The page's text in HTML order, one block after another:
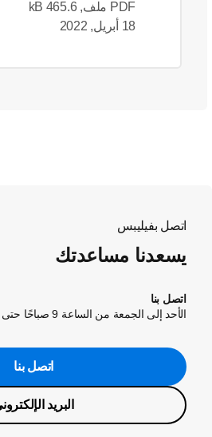
PDF ملف, 465.6 kB
18 أبريل, 2022
اتصل بفيليبس
يسعدنا مساعدتك
اتصل بنا
الأحد إلى الجمعة من الساعة 9 صباحًا حتى 8 مساءً بتوقيت الامارات
اتصل بنا
البريد الإلكتروني